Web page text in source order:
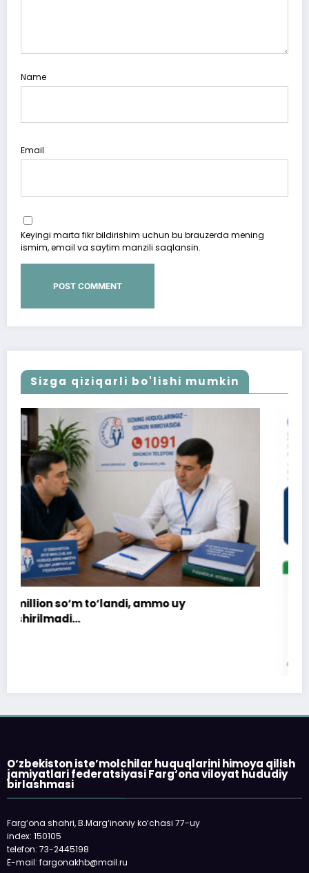
Name
Email
Keyingi marta fikr bildirishim uchun bu brauzerda mening
ismim, email va saytim manzili saqlansin.
Sizga qiziqarli bo'lishi mumkin
«Faqat naqd pul» degan gapga o‘rin
qolmayapti: xaridor QR-kod orqali ham to‘lay
oladi